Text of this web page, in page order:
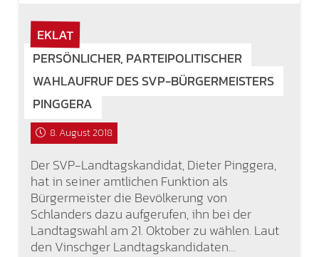
EKLAT
PERSÖNLICHER, PARTEIPOLITISCHER
WAHLAUFRUF DES SVP-BÜRGERMEISTERS
PINGGERA
8. August 2018
Der SVP-Landtagskandidat, Dieter Pinggera,
hat in seiner amtlichen Funktion als
Bürgermeister die Bevölkerung von
Schlanders dazu aufgerufen, ihn bei der
Landtagswahl am 21. Oktober zu wählen. Laut
den Vinschger Landtagskandidaten…